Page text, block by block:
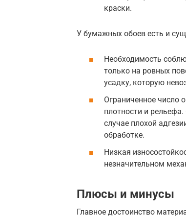
краски.
У бумажных обоев есть и
Необходимость
только на ровных
усадку, которую
Ограниченное число
плотности и
случае плохой
обработке.
Низкая
незначительном
Плюсы и минусы
Главное достоинство